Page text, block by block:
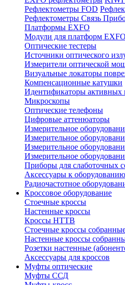
Рефлектометры FOD
Рефлектометры Связь
Платформы EXFO
Модули для платформ EXFO
Оптические тестеры
Источники оптического
Измерители оптической
Визуальные локаторы
Компенсационные катушки
Идентификаторы активных
Микроскопы
Оптические телефоны
Цифровые аттенюаторы
Измерительное
Измерительное
Измерительное
Измерительное
Приборы для слаботочных
Аксессуары к оборудованию
Радиочастотное
Кроссовое оборудование
Стоечные кроссы
Настенные кроссы
Кроссы HTTB
Стоечные кроссы
Настенные кроссы
Розетки настенные
Аксессуары для кроссов
Муфты оптические
Муфты ССД